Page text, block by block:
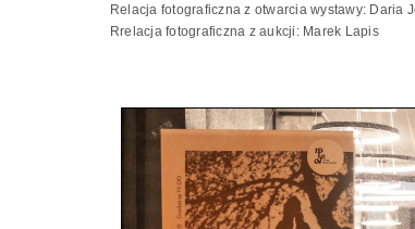
Relacja fotograficzna z otwarcia wystawy: Daria
Rrelacja fotograficzna z aukcji: Marek Lapis